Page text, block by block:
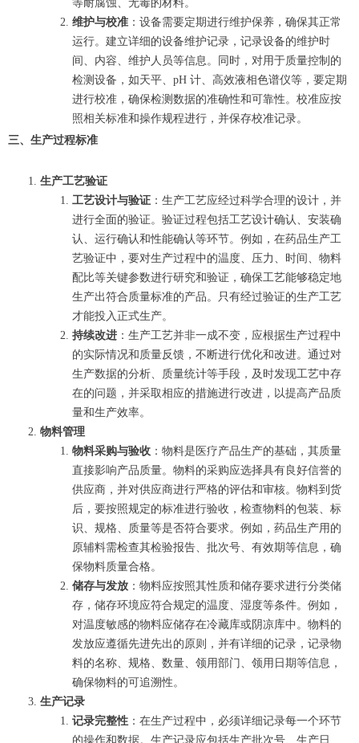
等耐腐蚀、无毒的材料。
维护与校准 ：设备需要定期进行维护保养，确保其正常
运行。建立详细的设备维护记录，记录设备的维护时
间、内容、维护人员等信息。同时，对用于质量控制的
检测设备，如天平、pH 计、高效液相色谱仪等，要定期
进行校准，确保检测数据的准确性和可靠性。校准应按
照相关标准和操作规程进行，并保存校准记录。
三、生产过程标准
生产工艺验证
工艺设计与验证 ：生产工艺应经过科学合理的设计，并
进行全面的验证。验证过程包括工艺设计确认、安装确
认、运行确认和性能确认等环节。例如，在药品生产工
艺验证中，要对生产过程中的温度、压力、时间、物料
配比等关键参数进行研究和验证，确保工艺能够稳定地
生产出符合质量标准的产品。只有经过验证的生产工艺
才能投入正式生产。
持续改进 ：生产工艺并非一成不变，应根据生产过程中
的实际情况和质量反馈，不断进行优化和改进。通过对
生产数据的分析、质量统计等手段，及时发现工艺中存
在的问题，并采取相应的措施进行改进，以提高产品质
量和生产效率。
物料管理
物料采购与验收 ：物料是医疗产品生产的基础，其质量
直接影响产品质量。物料的采购应选择具有良好信誉的
供应商，并对供应商进行严格的评估和审核。物料到货
后，要按照规定的标准进行验收，检查物料的包装、标
识、规格、质量等是否符合要求。例如，药品生产用的
原辅料需检查其检验报告、批次号、有效期等信息，确
保物料质量合格。
储存与发放 ：物料应按照其性质和储存要求进行分类储
存，储存环境应符合规定的温度、湿度等条件。例如，
对温度敏感的物料应储存在冷藏库或阴凉库中。物料的
发放应遵循先进先出的原则，并有详细的记录，记录物
料的名称、规格、数量、领用部门、领用日期等信息，
确保物料的可追溯性。
生产记录
记录完整性 ：在生产过程中，必须详细记录每一个环节
的操作和数据。生产记录应包括生产批次号、生产日